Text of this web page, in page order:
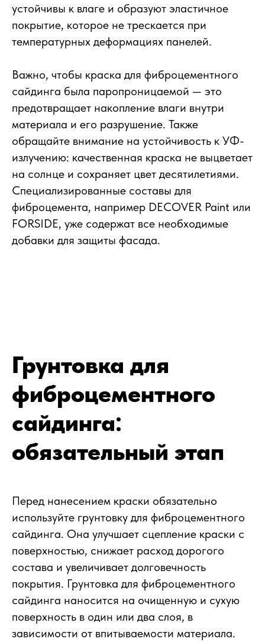
устойчивы к влаге и образуют эластичное
покрытие, которое не трескается при
температурных деформациях панелей.
Важно, чтобы краска для фиброцементного
сайдинга была паропроницаемой — это
предотвращает накопление влаги внутри
материала и его разрушение. Также
обращайте внимание на устойчивость к УФ-
излучению: качественная краска не выцветает
на солнце и сохраняет цвет десятилетиями.
Специализированные составы для
фиброцемента, например DECOVER Paint или
FORSIDE, уже содержат все необходимые
добавки для защиты фасада.
Грунтовка для
фиброцементного
сайдинга:
обязательный этап
Перед нанесением краски обязательно
используйте грунтовку для фиброцементного
сайдинга. Она улучшает сцепление краски с
поверхностью, снижает расход дорогого
состава и увеличивает долговечность
покрытия. Грунтовка для фиброцементного
сайдинга наносится на очищенную и сухую
поверхность в один или два слоя, в
зависимости от впитываемости материала.